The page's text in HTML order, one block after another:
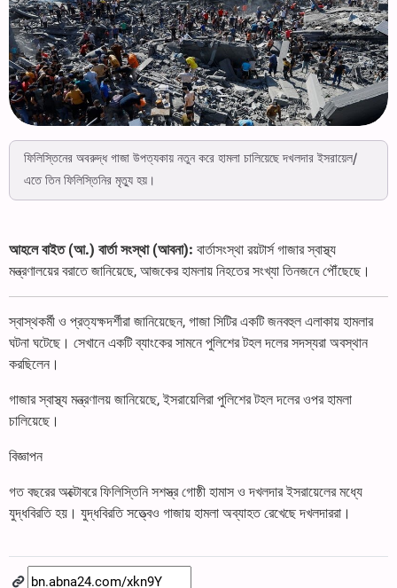
ফিলিস্তিনের অবরুদ্ধ গাজা উপত্যকায় নতুন করে হামলা চালিয়েছে দখলদার ইসরায়েল/
এতে তিন ফিলিস্তিনির মৃত্যু হয়।
আহলে বাইত (আ.) বার্তা সংস্থা (আবনা): বার্তাসংস্থা রয়টার্স গাজার স্বাস্থ্য
মন্ত্রণালয়ের বরাতে জানিয়েছে, আজকের হামলায় নিহতের সংখ্যা তিনজনে পৌঁছেছে।
স্বাস্থকর্মী ও প্রত্যক্ষদর্শীরা জানিয়েছেন, গাজা সিটির একটি জনবহুল এলাকায় হামলার
ঘটনা ঘটেছে। সেখানে একটি ব্যাংকের সামনে পুলিশের টহল দলের সদস্যরা অবস্থান
করছিলেন।
গাজার স্বাস্থ্য মন্ত্রণালয় জানিয়েছে, ইসরায়েলিরা পুলিশের টহল দলের ওপর হামলা
চালিয়েছে।
বিজ্ঞাপন
গত বছরের অক্টোবরে ফিলিস্তিনি সশস্ত্র গোষ্ঠী হামাস ও দখলদার ইসরায়েলের মধ্যে
যুদ্ধবিরতি হয়। যুদ্ধবিরতি সত্ত্বেও গাজায় হামলা অব্যাহত রেখেছে দখলদাররা।